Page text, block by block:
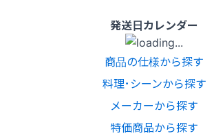
発送日カレンダー
商品の仕様から探す
料理･シーンから探す
メーカーから探す
特価商品から探す